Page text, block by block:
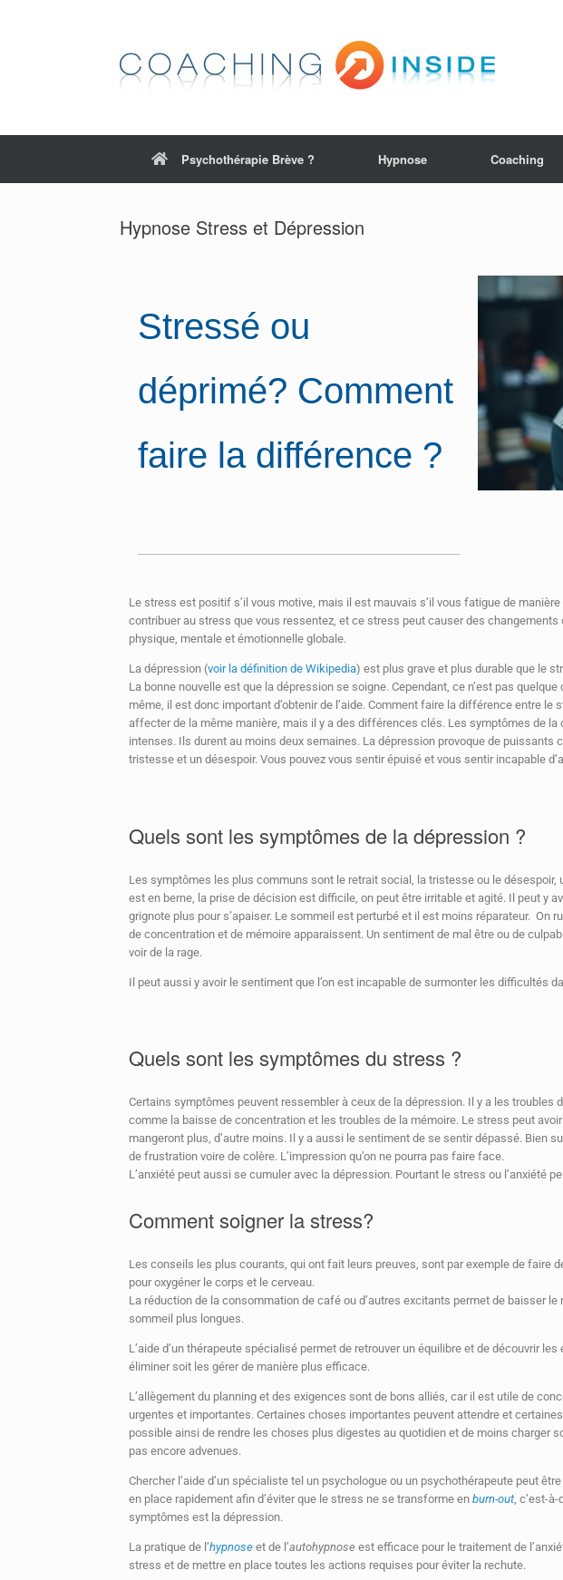
Psychothérapie Brève ? Hypnose Coaching
Hypnose Stress et Dépression
Stressé ou
déprimé? Comment
faire la différence ?
Le stress est positif s’il vous motive, mais il est mauvais s’il vous fatigue de
contribuer au stress que vous ressentez, et ce stress peut causer des
physique, mentale et émotionnelle globale.
La dépression (voir la définition de Wikipedia) est plus grave et plus durable que le
La bonne nouvelle est que la dépression se soigne. Cependant, ce n’est pas
même, il est donc important d’obtenir de l’aide. Comment faire la différence entre le
affecter de la même manière, mais il y a des différences clés. Les symptômes de la
intenses. Ils durent au moins deux semaines. La dépression provoque de puissants
tristesse et un désespoir. Vous pouvez vous sentir épuisé et vous sentir incapable
Quels sont les symptômes de la dépression ?
Les symptômes les plus communs sont le retrait social, la tristesse ou le désespoir,
est en berne, la prise de décision est difficile, on peut être irritable et agité. Il peut y
grignote plus pour s’apaiser. Le sommeil est perturbé et il est moins réparateur. On
de concentration et de mémoire apparaissent. Un sentiment de mal être ou de
voir de la rage.
Il peut aussi y avoir le sentiment que l’on est incapable de surmonter les difficultés
Quels sont les symptômes du stress ?
Certains symptômes peuvent ressembler à ceux de la dépression. Il y a les troubles
comme la baisse de concentration et les troubles de la mémoire. Le stress peut
mangeront plus, d’autre moins. Il y a aussi le sentiment de se sentir dépassé. Bien
de frustration voire de colère. L’impression qu’on ne pourra pas faire face.
L’anxiété peut aussi se cumuler avec la dépression. Pourtant le stress ou l’anxiété
Comment soigner la stress?
Les conseils les plus courants, qui ont fait leurs preuves, sont par exemple de faire
pour oxygéner le corps et le cerveau.
La réduction de la consommation de café ou d’autres excitants permet de baisser le
sommeil plus longues.
L’aide d’un thérapeute spécialisé permet de retrouver un équilibre et de découvrir
éliminer soit les gérer de manière plus efficace.
L’allègement du planning et des exigences sont de bons alliés, car il est utile de
urgentes et importantes. Certaines choses importantes peuvent attendre et
possible ainsi de rendre les choses plus digestes au quotidien et de moins charger
pas encore advenues.
Chercher l’aide d’un spécialiste tel un psychologue ou un psychothérapeute peut
en place rapidement afin d’éviter que le stress ne se transforme en burn-out , c’est-
symptômes est la dépression.
La pratique de l’hypnose et de l’autohypnose est efficace pour le traitement de
stress et de mettre en place toutes les actions requises pour éviter la rechute.